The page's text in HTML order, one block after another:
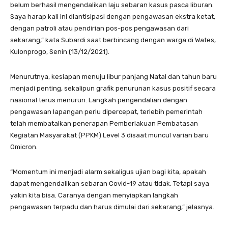
belum berhasil mengendalikan laju sebaran kasus pasca liburan.
Saya harap kali ini diantisipasi dengan pengawasan ekstra ketat,
dengan patroli atau pendirian pos-pos pengawasan dari
sekarang,” kata Subardi saat berbincang dengan warga di Wates,
Kulonprogo, Senin (13/12/2021).
Menurutnya, kesiapan menuju libur panjang Natal dan tahun baru
menjadi penting, sekalipun grafik penurunan kasus positif secara
nasional terus menurun. Langkah pengendalian dengan
pengawasan lapangan perlu dipercepat, terlebih pemerintah
telah membatalkan penerapan Pemberlakuan Pembatasan
Kegiatan Masyarakat (PPKM) Level 3 disaat muncul varian baru
Omicron.
“Momentum ini menjadi alarm sekaligus ujian bagi kita, apakah
dapat mengendalikan sebaran Covid-19 atau tidak. Tetapi saya
yakin kita bisa. Caranya dengan menyiapkan langkah
pengawasan terpadu dan harus dimulai dari sekarang,” jelasnya.